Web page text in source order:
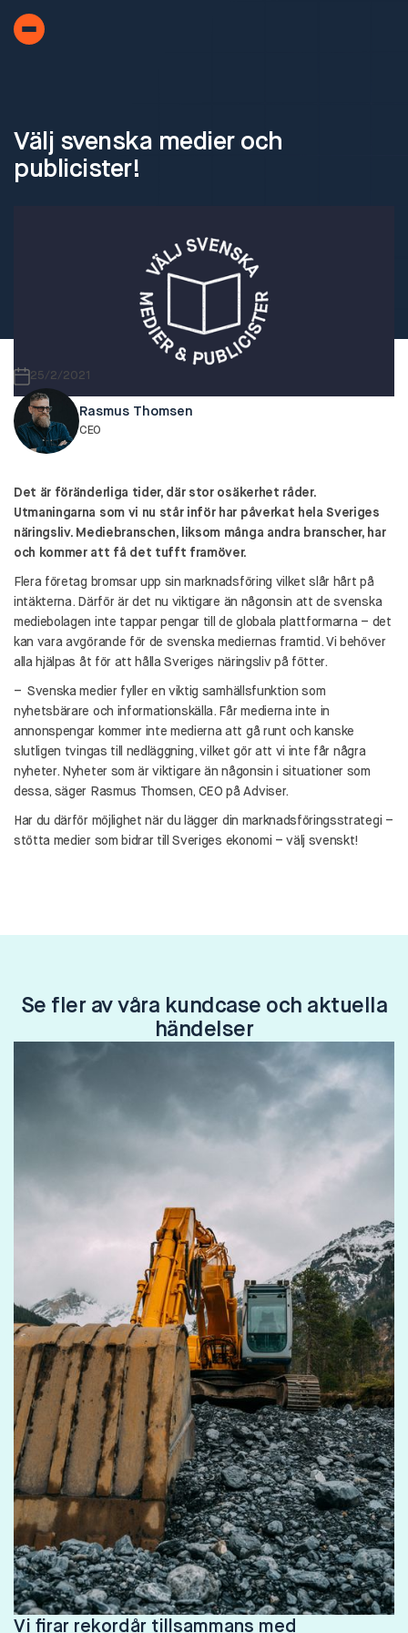
Välj svenska medier och
publicister!
Rasmus Thomsen
CEO
25/2/2021
Det är föränderliga tider, där stor osäkerhet råder.
Utmaningarna som vi nu står inför har påverkat hela Sveriges
näringsliv. Mediebranschen, liksom många andra branscher, har
och kommer att få det tufft framöver.
Flera företag bromsar upp sin marknadsföring vilket slår hårt på
intäkterna. Därför är det nu viktigare än någonsin att de svenska
mediebolagen inte tappar pengar till de globala plattformarna – det
kan vara avgörande för de svenska mediernas framtid. Vi behöver
alla hjälpas åt för att hålla Sveriges näringsliv på fötter.
– Svenska medier fyller en viktig samhällsfunktion som
nyhetsbärare och informationskälla. Får medierna inte in
annonspengar kommer inte medierna att gå runt och kanske
slutligen tvingas till nedläggning, vilket gör att vi inte får några
nyheter. Nyheter som är viktigare än någonsin i situationer som
dessa, säger Rasmus Thomsen, CEO på Adviser.
Har du därför möjlighet när du lägger din marknadsföringsstrategi –
stötta medier som bidrar till Sveriges ekonomi – välj svenskt!
Se fler av våra kundcase och aktuella
händelser
Vi firar rekordår tillsammans med